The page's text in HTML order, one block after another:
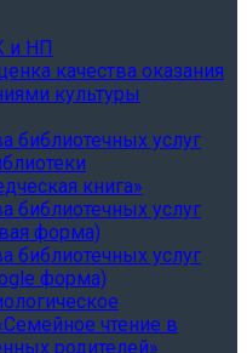
и НП
качества оказания
культуры
библиотечных услуг
книга»
библиотечных услуг
форма)
библиотечных услуг
форма)
чтение в
родителей»